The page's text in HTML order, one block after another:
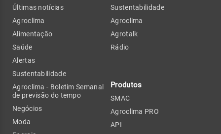
Últimas notícias
Agroclima
Alimentação
Saúde
Alertas
Sustentabilidade
Agroclima - Boletim Semanal
de previsão do tempo
Negócios
Moda
Sustentabilidade
Agroclima
Agrotalk
Rádio
Produtos
SMAC
Agroclima PRO
API